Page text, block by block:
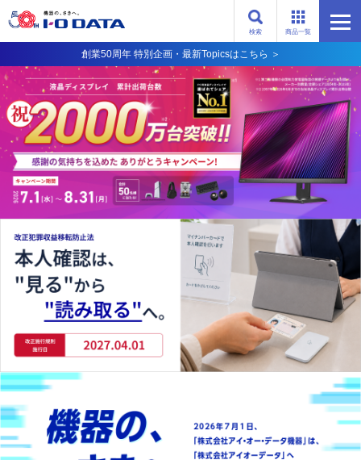
商品一覧
検索
創業50周年 特別企画・最新Topicsはこちら ＞